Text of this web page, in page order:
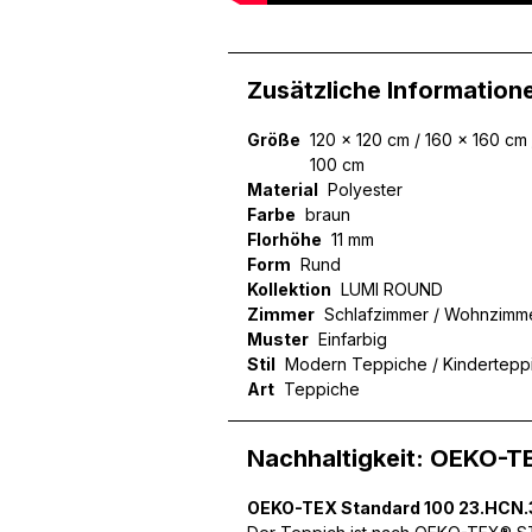
Zusätzliche
Größe 120 x 120 cm / 160 x 160
100 cm
Material Polyester
Farbe braun
Florhöhe 11 mm
Form Rund
Kollektion LUMI ROUND
Zimmer Schlafzimmer /
Muster Einfarbig
Stil Modern Teppiche /
Art Teppiche
Nachhaltigkeit: OEKO-
OEKO-TEX Standard 100
können und um unseren
Website an unsere
mit weiteren Daten
Dienste gesammelt haben.
Notwendig
Notwendige Cookies sind
Beispiel das Bereitstellen
speichern keine
Präferenz-Cookies
Website aussieht oder